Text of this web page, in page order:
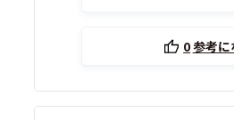
0参考に